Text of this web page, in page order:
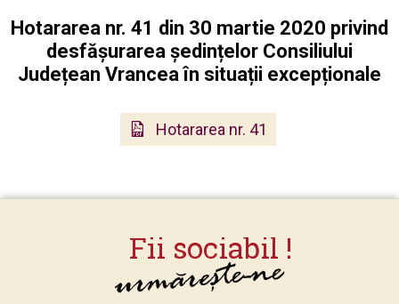
Hotararea nr. 41 din 30 martie 2020 privind
desfășurarea ședințelor Consiliului
Județean Vrancea în situații excepționale
Hotararea nr. 41